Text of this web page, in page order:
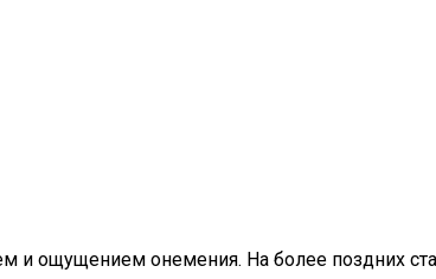
ощущением онемения. На более поздних